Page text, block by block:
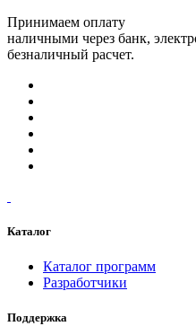
Принимаем оплату
наличными через банк,
безналичный расчет.
Каталог
Каталог программ
Разработчики
Поддержка